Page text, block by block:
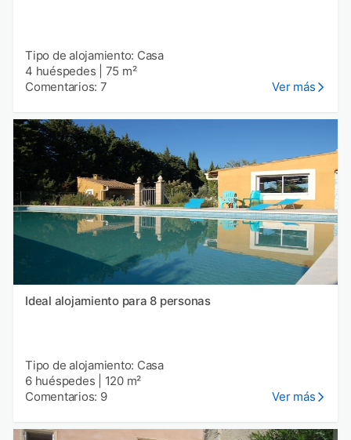
Tipo de alojamiento: Casa
4 huéspedes
75 m²
Comentarios: 7
Ver más
Ideal alojamiento para 8 personas
Tipo de alojamiento: Casa
6 huéspedes
120 m²
Comentarios: 9
Ver más